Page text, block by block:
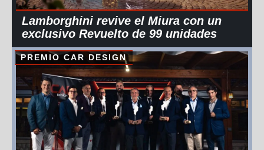
Lamborghini revive el Miura con un
exclusivo Revuelto de 99 unidades
PREMIO CAR DESIGN